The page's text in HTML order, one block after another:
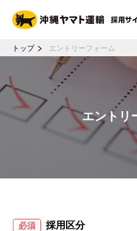
トップ エントリーフォーム
エントリ
必須 採用区分